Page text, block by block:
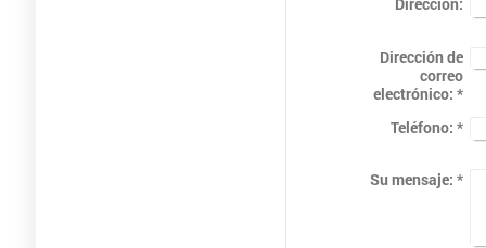
Dirección:
Dirección de
correo
electrónico: *
Teléfono: *
Su mensaje: *